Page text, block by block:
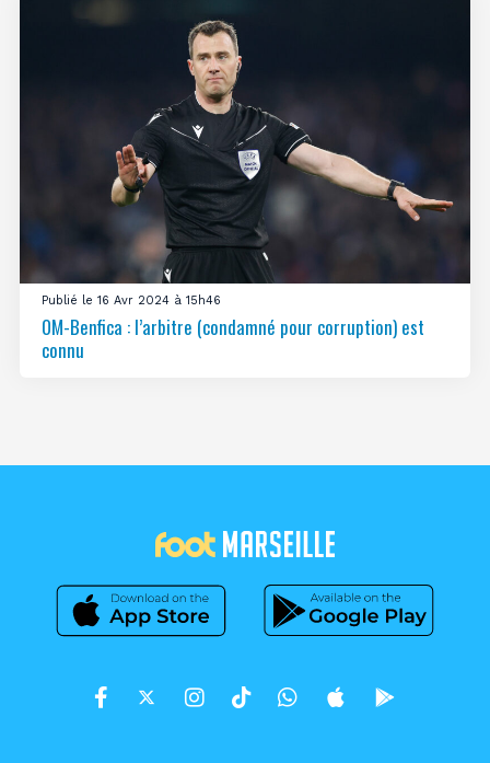
Publié le 16 Avr 2024 à 15h46
OM-Benfica : l’arbitre (condamné pour corruption) est
connu